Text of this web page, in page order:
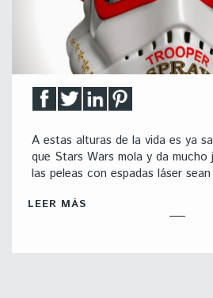
A estas alturas de la vida es ya
que Stars Wars mola y da
las peleas con espadas láser
LEER MÁS